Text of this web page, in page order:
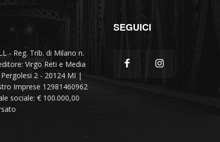
- Reg. Trib. di Milano n.
Virgo Reti e Media
2 - 20124 MI |
Imprese 12981460962
sociale: € 100.000,00
SEGUICI